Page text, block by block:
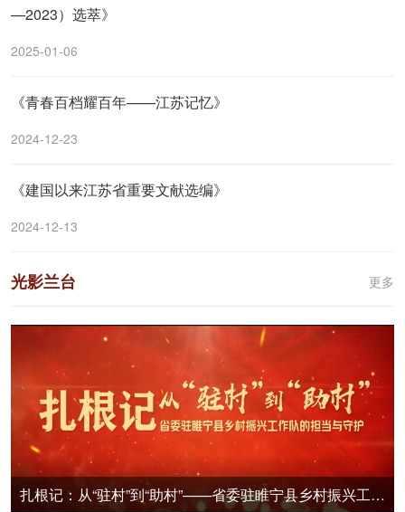
—2023）选萃》
2025-01-06
《青春百档耀百年——江苏记忆》
2024-12-23
《建国以来江苏省重要文献选编》
2024-12-13
光影兰台 更多
扎根记：从“驻村”到“助村”——省委驻睢宁县乡村振兴工作队的担当与守护